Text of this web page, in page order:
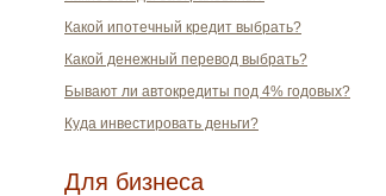
Какой ипотечный кредит выбрать?
Какой денежный перевод выбрать?
Бывают ли автокредиты под 4% годовых?
Куда инвестировать деньги?
Для бизнеса